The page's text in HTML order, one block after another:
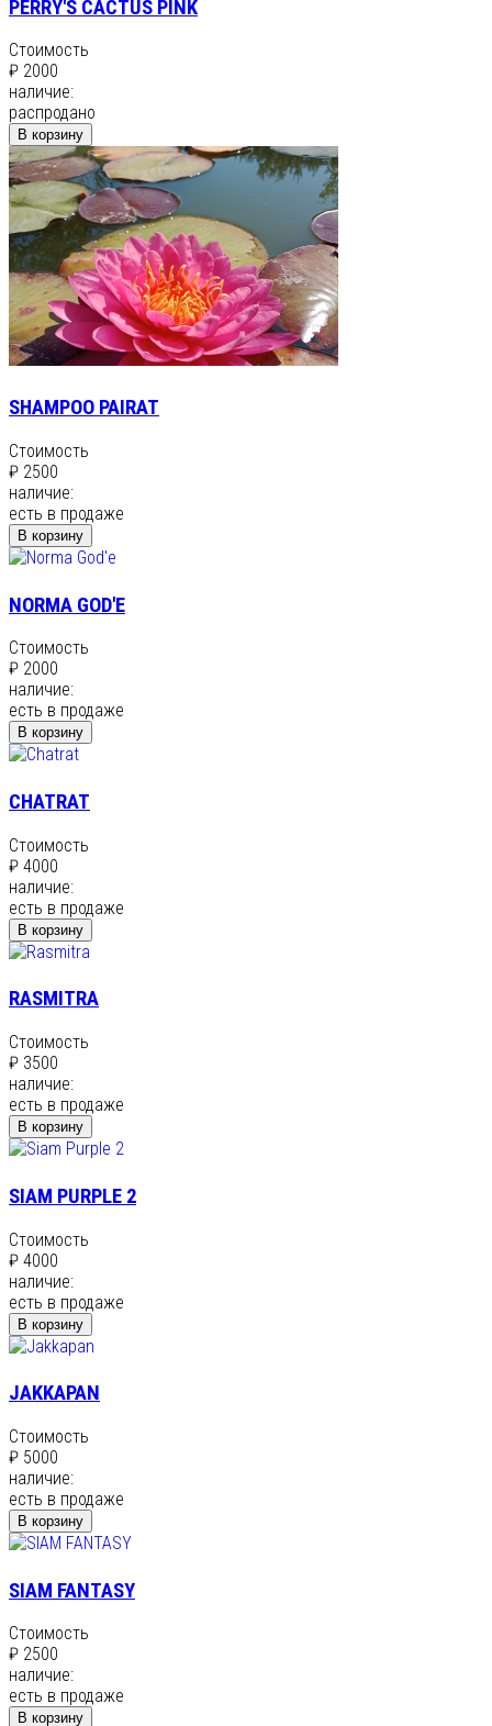
PERRY'S CACTUS PINK
Стоимость
₽ 2000
наличие:
распродано
В корзину
SHAMPOO PAIRAT
Стоимость
₽ 2500
наличие:
есть в продаже
В корзину
NORMA GOD'E
Стоимость
₽ 2000
наличие:
есть в продаже
В корзину
CHATRAT
Стоимость
₽ 4000
наличие:
есть в продаже
В корзину
RASMITRA
Стоимость
₽ 3500
наличие:
есть в продаже
В корзину
SIAM PURPLE 2
Стоимость
₽ 4000
наличие:
есть в продаже
В корзину
JAKKAPAN
Стоимость
₽ 5000
наличие:
есть в продаже
В корзину
SIAM FANTASY
Стоимость
₽ 2500
наличие:
есть в продаже
В корзину